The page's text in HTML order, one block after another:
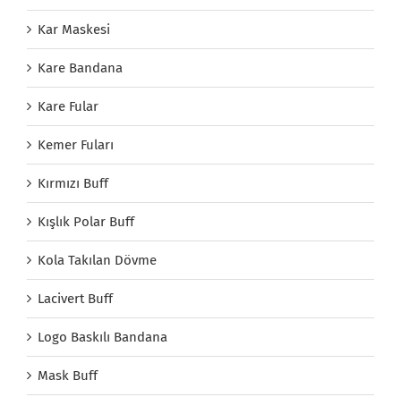
Kar Maskesi
Kare Bandana
Kare Fular
Kemer Fuları
Kırmızı Buff
Kışlık Polar Buff
Kola Takılan Dövme
Lacivert Buff
Logo Baskılı Bandana
Mask Buff